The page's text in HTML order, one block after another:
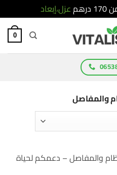
عزل،إبعاد
0
والمفاصل
والمفاصل – دعمكم لحياة